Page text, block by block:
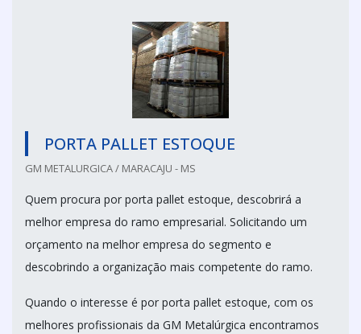
PORTA PALLET ESTOQUE
GM METALURGICA / MARACAJU - MS
Quem procura por porta pallet estoque, descobrirá a
melhor empresa do ramo empresarial. Solicitando um
orçamento na melhor empresa do segmento e
descobrindo a organização mais competente do ramo.
Quando o interesse é por porta pallet estoque, com os
melhores profissionais da GM Metalúrgica encontramos